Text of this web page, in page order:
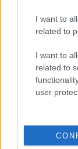
I want to
related to
I want to
related to
user
CURIOSIDADES